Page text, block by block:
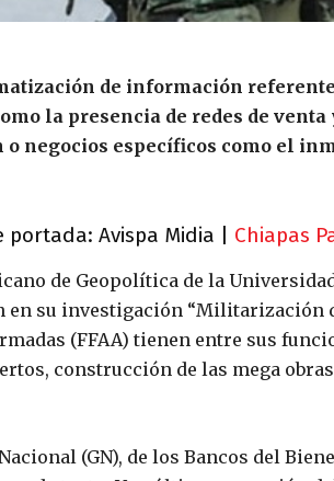
de información
la presencia de redes de venta
negocios específicos como el
portada: Avispa Midia | Chiapas
de Geopolítica de la
en su investigación “Militarización
(FFAA) tienen entre sus
construcción de las mega
(GN), de los Bancos del